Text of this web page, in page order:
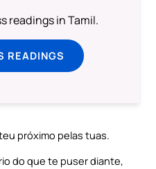
readings in Tamil.
READINGS
próximo pelas tuas.
do que te puser diante,